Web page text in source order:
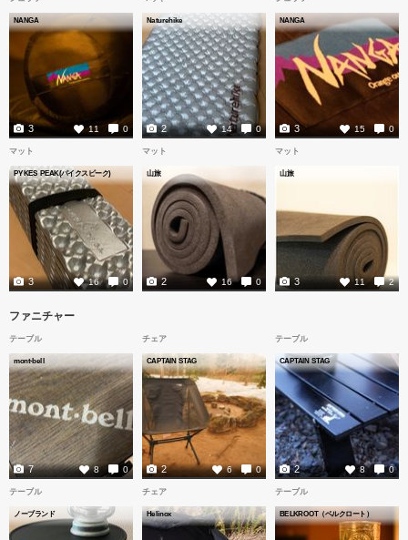
NANGA
11 0
3
Naturehike
14 0
2
NANGA
15 0
3
マット
PYKES PEAK(パイクスピーク)
16 0
3
マット
山旅
16 0
2
マット
山旅
11 2
3
ファニチャー
テーブル
mont-bell
8 0
7
チェア
CAPTAIN STAG
6 0
2
テーブル
CAPTAIN STAG
8 0
2
テーブル
ノーブランド
チェア
Helinox
テーブル
BELKROOT（ベルクロート）